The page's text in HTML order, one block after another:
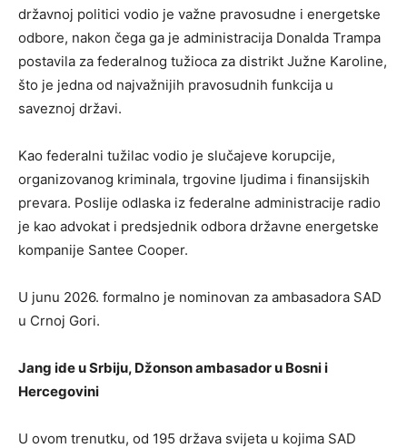
državnoj politici vodio je važne pravosudne i energetske
odbore, nakon čega ga je administracija Donalda Trampa
postavila za federalnog tužioca za distrikt Južne Karoline,
što je jedna od najvažnijih pravosudnih funkcija u
saveznoj državi.
Kao federalni tužilac vodio je slučajeve korupcije,
organizovanog kriminala, trgovine ljudima i finansijskih
prevara. Poslije odlaska iz federalne administracije radio
je kao advokat i predsjednik odbora državne energetske
kompanije Santee Cooper.
U junu 2026. formalno je nominovan za ambasadora SAD
u Crnoj Gori.
Jang ide u Srbiju, Džonson ambasador u Bosni i
Hercegovini
U ovom trenutku, od 195 država svijeta u kojima SAD